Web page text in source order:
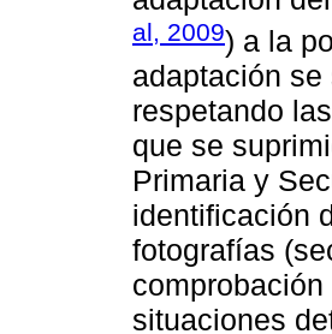
al, 2009) a la
adaptación
respetando
que se
Primaria y
identificación
fotografías
situaciones